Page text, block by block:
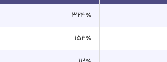
۳۲۴٪
۱۵۴٪